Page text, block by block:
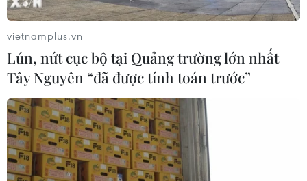
vietnamplus.vn
Lún, nứt cục bộ tại Quảng trường lớn nhất
Tây Nguyên “đã được tính toán trước”